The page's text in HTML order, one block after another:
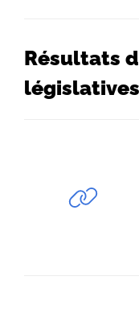
Résultats